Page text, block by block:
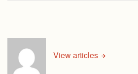
View articles